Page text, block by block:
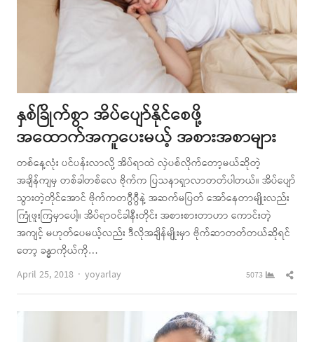
နှစ်ခြိုက်စွာ အိပ်ပျော်နိုင်စေဖို့
အထောက်အကူပေးမယ့် အစားအစာများ
တစ်နေ့လုံး ပင်ပန်းလာလို့ အိပ်ရာထဲ လှဲပစ်လိုက်တော့မယ်ဆိုတဲ့
အချိန်ကျမှ တစ်ခါတစ်လေ ဗိုက်က ပြသနာရှာလာတတ်ပါတယ်။ အိပ်ပျော်
သွားတဲ့တိုင်အောင် ဗိုက်ကတဂွီဂွီနဲ့ အဆက်မပြတ် အော်နေတာမျိုးလည်း
ကြုံဖူးကြမှာပေါ့။ အိပ်ရာဝင်ခါနီးတိုင်း အစားစားတာဟာ ကောင်းတဲ့
အကျင့် မဟုတ်ပေမယ့်လည်း ဒီလိုအချိန်မျိုးမှာ ဗိုက်ဆာတတ်တယ်ဆိုရင်
တော့ ခန္ဓာကိုယ်ကို…
April 25, 2018
Author
yoyarlay 5073